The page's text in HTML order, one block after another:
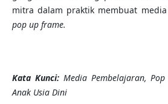
mitra dalam praktik membuat
pop up frame.
Kata Kunci: Media Pembelajaran,
Anak Usia Dini